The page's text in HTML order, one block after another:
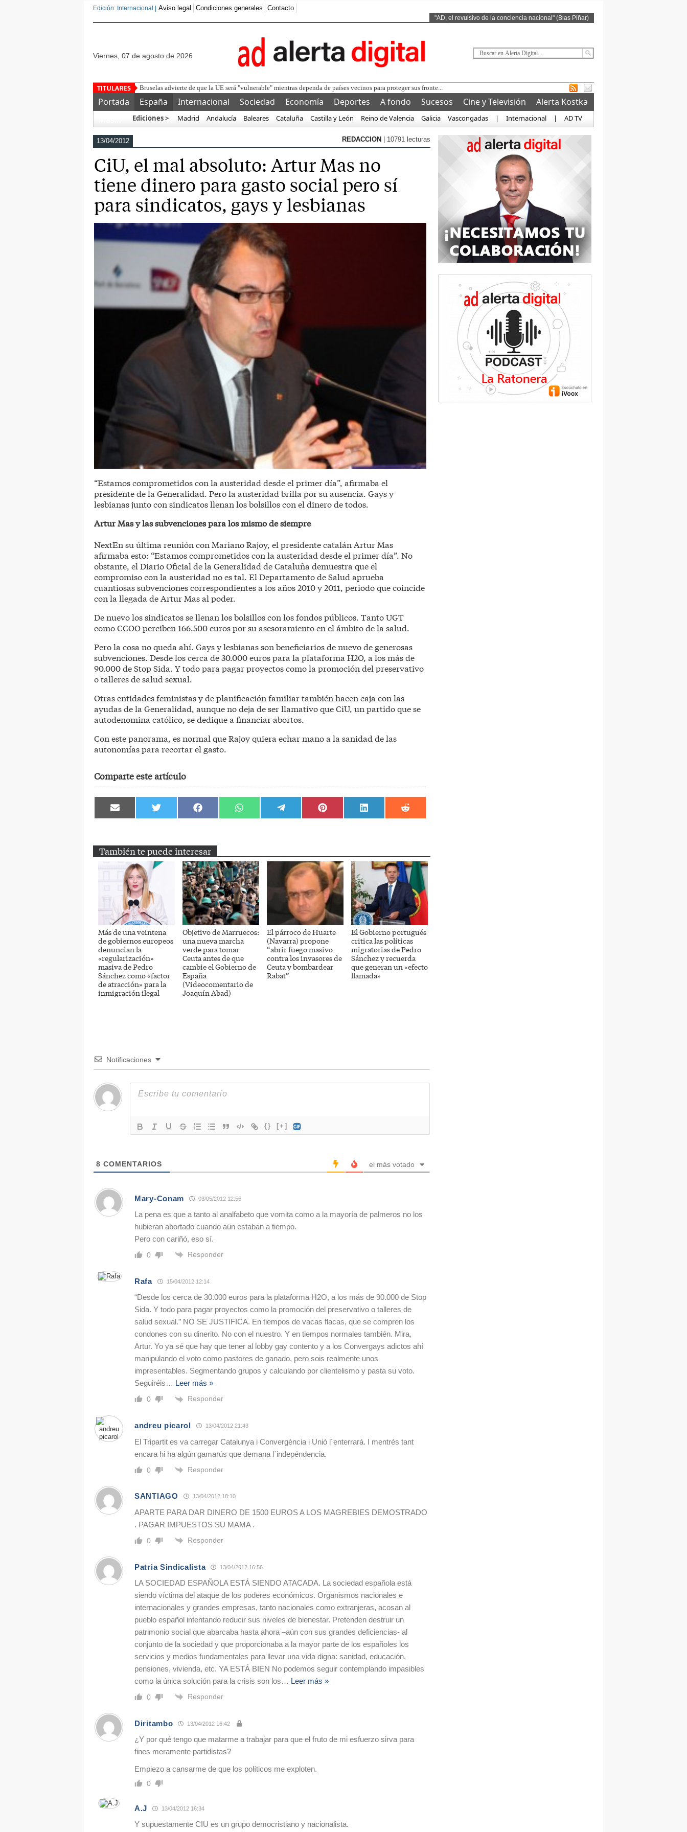
Edición: Internacional | Aviso legal Condiciones generales Contacto
"AD, el revulsivo de la conciencia nacional" (Blas Piñar)
viernes, 07 de agosto de 2026
Detenido un marroquí
Portada España Internacional Sociedad Economía Deportes A fondo Sucesos Cine y Televisión
Alerta Kostka
Ediciones > Madrid Andalucía Baleares Cataluña Castilla y León Reino de Valencia Galicia Vascongadas | Internacional | AD TV
13/04/2012 REDACCION | 10791 lecturas
CiU, el mal absoluto: Artur Mas no
tiene dinero para gasto social pero sí
para sindicatos, gays y lesbianas
“Estamos comprometidos con la austeridad desde el primer día”, afirmaba el
presidente de la Generalidad. Pero la austeridad brilla por su ausencia. Gays y
lesbianas junto con sindicatos llenan los bolsillos con el dinero de todos.
Artur Mas y las subvenciones para los mismo de siempre
NextEn su última reunión con Mariano Rajoy, el presidente catalán Artur Mas
afirmaba esto: “Estamos comprometidos con la austeridad desde el primer día”. No
obstante, el Diario Oficial de la Generalidad de Cataluña demuestra que el
compromiso con la austeridad no es tal. El Departamento de Salud aprueba
cuantiosas subvenciones correspondientes a los años 2010 y 2011, periodo que coincide
con la llegada de Artur Mas al poder.
De nuevo los sindicatos se llenan los bolsillos con los fondos públicos. Tanto UGT
como CCOO perciben 166.500 euros por su asesoramiento en el ámbito de la salud.
Pero la cosa no queda ahí. Gays y lesbianas son beneficiarios de nuevo de generosas
subvenciones. Desde los cerca de 30.000 euros para la plataforma H2O, a los más de
90.000 de Stop Sida. Y todo para pagar proyectos como la promoción del preservativo
o talleres de salud sexual.
Otras entidades feministas y de planificación familiar también hacen caja con las
ayudas de la Generalidad, aunque no deja de ser llamativo que CiU, un partido que se
autodenomina católico, se dedique a financiar abortos.
Con este panorama, es normal que Rajoy quiera echar mano a la sanidad de las
autonomías para recortar el gasto.
Comparte este artículo
Compartir
en
Compartir
en
Compartir
en
Compartir
en
Compartir
en
Compartir
en
Compartir
en
Compartir
en
También te puede interesar
Más de una veintena
de gobiernos europeos
denuncian la
«regularización»
masiva de Pedro
Sánchez como «factor
de atracción» para la
inmigración ilegal
Objetivo de Marruecos:
una nueva marcha
verde para tomar
Ceuta antes de que
cambie el Gobierno de
España
(Videocomentario de
Joaquín Abad)
El párroco de Huarte
(Navarra) propone
“abrir fuego masivo
contra los invasores de
Ceuta y bombardear
Rabat”
El Gobierno portugués
critica las políticas
migratorias de Pedro
Sánchez y recuerda
que generan un «efecto
llamada»
Notificaciones
{} [+]
8 COMENTARIOS el más votado
Mary-Conam 03/05/2012 12:56
La pena es que a tanto al analfabeto que vomita como a la mayoría de palmeros no los
hubieran abortado cuando aún estaban a tiempo.
Pero con cariñó, eso sí.
0 Responder
Rafa 15/04/2012 12:14
“Desde los cerca de 30.000 euros para la plataforma H2O, a los más de 90.000 de Stop
Sida. Y todo para pagar proyectos como la promoción del preservativo o talleres de
salud sexual.” NO SE JUSTIFICA. En tiempos de vacas flacas, que se compren los
condones con su dinerito. No con el nuestro. Y en tiempos normales también. Mira,
Artur. Yo ya sé que hay que tener al lobby gay contento y a los Convergays adictos ahí
manipulando el voto como pastores de ganado, pero sois realmente unos
impresentables. Segmentando grupos y calculando por clientelismo y pasta su voto.
Seguiréis… Leer más »
0 Responder
andreu picarol 13/04/2012 21:43
El Tripartit es va carregar Catalunya i Convergència i Unió l´enterrará. I mentrés tant
encara hi ha algún gamarús que demana l´indepéndencia.
0 Responder
SANTIAGO 13/04/2012 18:10
APARTE PARA DAR DINERO DE 1500 EUROS A LOS MAGREBIES DEMOSTRADO
. PAGAR IMPUESTOS SU MAMA .
0 Responder
Patria Sindicalista 13/04/2012 16:56
LA SOCIEDAD ESPAÑOLA ESTÁ SIENDO ATACADA. La sociedad española está
siendo víctima del ataque de los poderes económicos. Organismos nacionales e
internacionales y grandes empresas, tanto nacionales como extranjeras, acosan al
pueblo español intentando reducir sus niveles de bienestar. Pretenden destruir un
patrimonio social que abarcaba hasta ahora –aún con sus grandes deficiencias- al
conjunto de la sociedad y que proporcionaba a la mayor parte de los españoles los
servicios y medios fundamentales para llevar una vida digna: sanidad, educación,
pensiones, vivienda, etc. YA ESTÁ BIEN No podemos seguir contemplando impasibles
como la única solución para la crisis son los… Leer más »
0 Responder
Diritambo 13/04/2012 16:42
¿Y por qué tengo que matarme a trabajar para que el fruto de mi esfuerzo sirva para
fines meramente partidistas?
Empiezo a cansarme de que los políticos me exploten.
0
A.J 13/04/2012 16:34
Y supuestamente CIU es un grupo democristiano y nacionalista.